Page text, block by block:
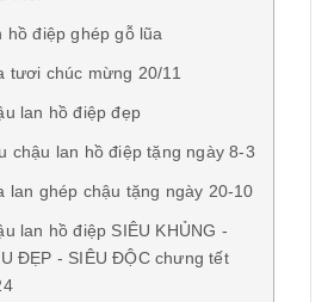
hồ điệp ghép gỗ lũa
tươi chúc mừng 20/11
lan hồ điệp đẹp
chậu lan hồ điệp tặng ngày 8-3
lan ghép chậu tặng ngày 20-10
lan hồ điệp SIÊU KHỦNG -
ĐẸP - SIÊU ĐỘC chưng tết